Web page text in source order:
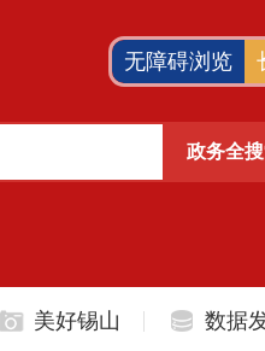
美好锡山 数据
无障碍浏览